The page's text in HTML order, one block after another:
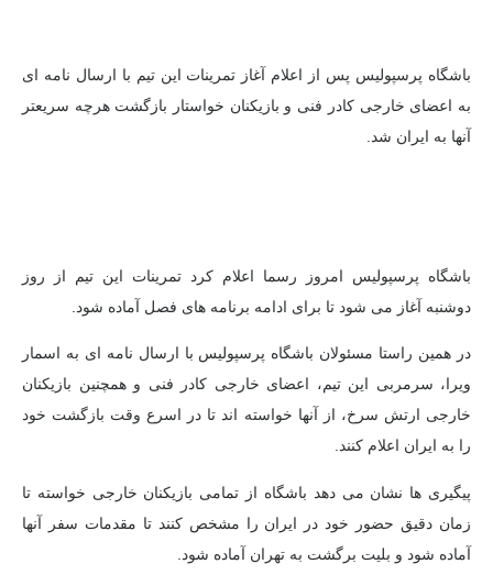
باشگاه پرسپولیس پس از اعلام آغاز تمرینات این تیم با ارسال نامه ای
به اعضای خارجی کادر فنی و بازیکنان خواستار بازگشت هرچه سریعتر
آنها به ایران شد.
باشگاه پرسپولیس امروز رسما اعلام کرد تمرینات این تیم از روز
دوشنبه آغاز می شود تا برای ادامه برنامه های فصل آماده شود.
در همین راستا مسئولان باشگاه پرسپولیس با ارسال نامه ای به اسمار
ویرا، سرمربی این تیم، اعضای خارجی کادر فنی و همچنین بازیکنان
خارجی ارتش سرخ، از آنها خواسته اند تا در اسرع وقت بازگشت خود
را به ایران اعلام کنند.
پیگیری ها نشان می دهد باشگاه از تمامی بازیکنان خارجی خواسته تا
زمان دقیق حضور خود در ایران را مشخص کنند تا مقدمات سفر آنها
آماده شود و بلیت برگشت به تهران آماده شود.